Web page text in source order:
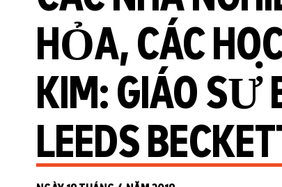
HỎA, CÁC
KIM: GIÁO SƯ
LEEDS